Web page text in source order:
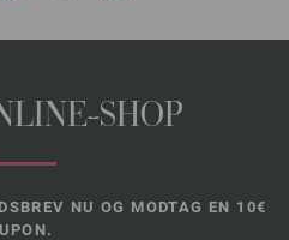
SHOP
NU OG MODTAG EN 10€